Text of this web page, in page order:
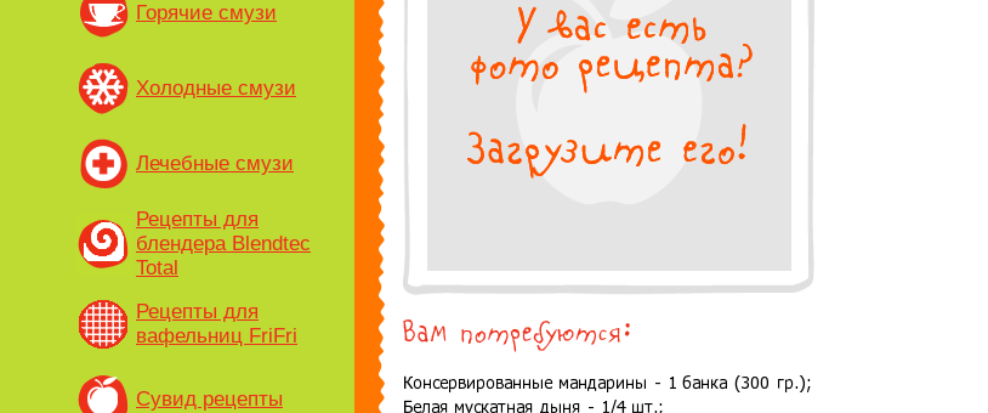
Горячие смузи
Холодные смузи
Лечебные смузи
Рецепты для
блендера Blendtec
Total
Рецепты для
вафельниц FriFri
Сувид рецепты